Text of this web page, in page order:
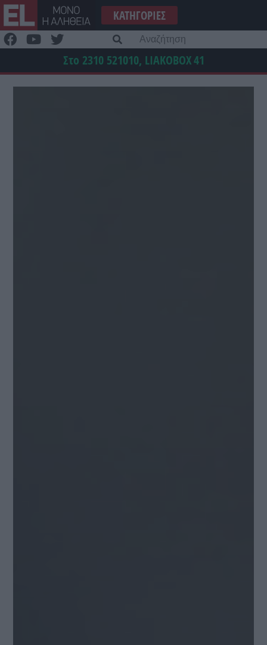
Μετάβαση
στο
περιεχόμενο
ΚΑΤΗΓΟΡΊΕΣ
Στο 2310 521010, LIAKOBOX41